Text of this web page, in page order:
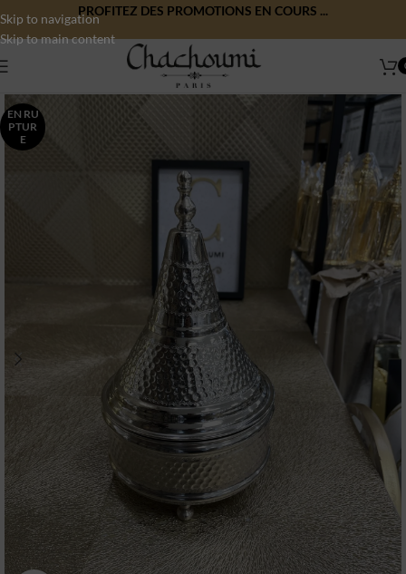
Skip to navigation
Skip to main content
PROFITEZ DES PROMOTIONS EN COURS ...
EN RU
PTUR
E